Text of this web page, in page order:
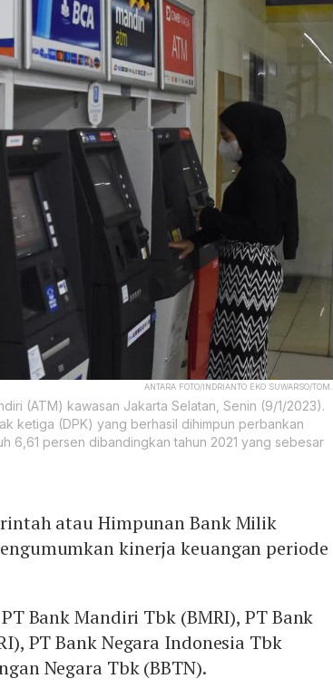
ANTARA FOTO/INDRIANTO EKO SUWARSO/TOM.
(ATM) kawasan Jakarta Selatan, Senin (9/1/2023).
ketiga (DPK) yang berhasil dihimpun perbankan
6,61 persen dibandingkan tahun 2021 yang sebesar
atau Himpunan Bank Milik
kinerja keuangan periode
Bank Mandiri Tbk (BMRI), PT Bank
PT Bank Negara Indonesia Tbk
Negara Tbk (BBTN).